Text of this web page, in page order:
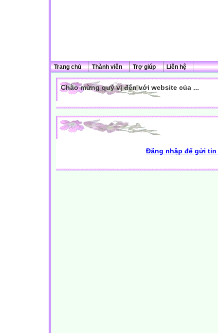
Trang chủ Thành viên Trợ giúp Liên hệ
Chào mừng quý vị đến với website của ...
Đăng nhập để gửi tin